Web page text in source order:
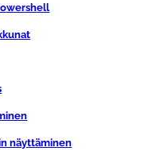
näyttäminen